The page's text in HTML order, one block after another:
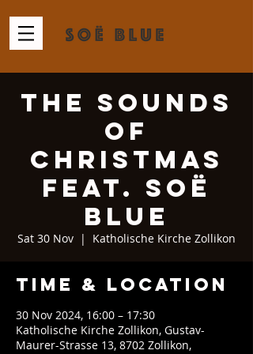
The Sounds
of
Christmas
feat. Soë
Blue
Sat 30 Nov
  |
Katholische Kirche Zollikon
Time & Location
30 Nov 2024, 16:00 – 17:30
Katholische Kirche Zollikon, Gustav-
Maurer-Strasse 13, 8702 Zollikon,